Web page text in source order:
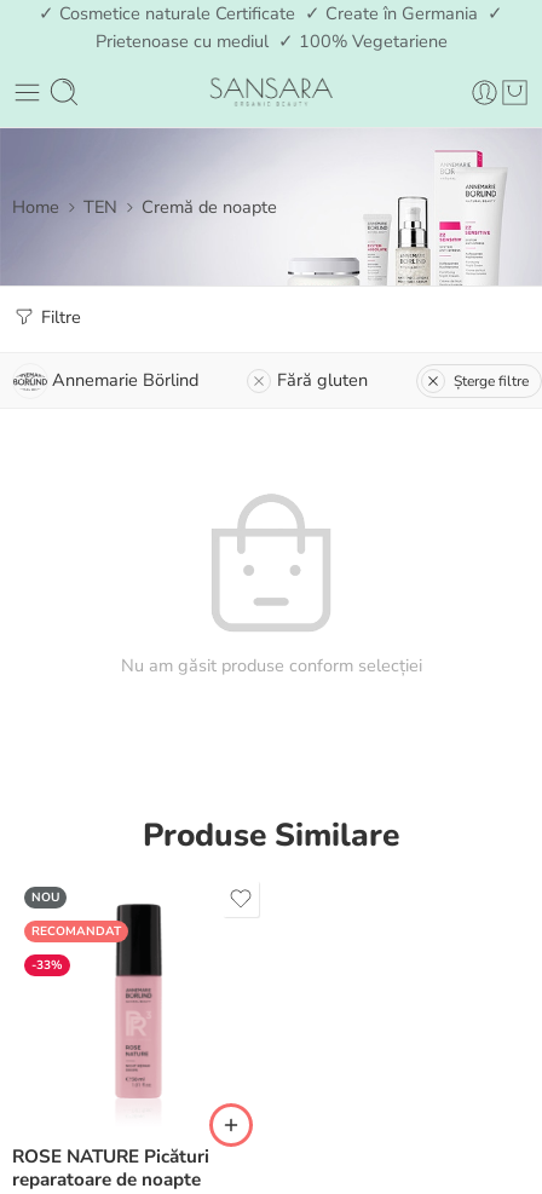
✓ Cosmetice naturale Certificate ✓ Create în Germania ✓
Prietenoase cu mediul ✓ 100% Vegetariene
Home TEN Cremă de noapte
Filtre
Annemarie Börlind Fără gluten Șterge filtre
Nu am găsit produse conform selecției
Produse Similare
NOU
RECOMANDAT
-33%
ROSE NATURE Picături
reparatoare de noapte